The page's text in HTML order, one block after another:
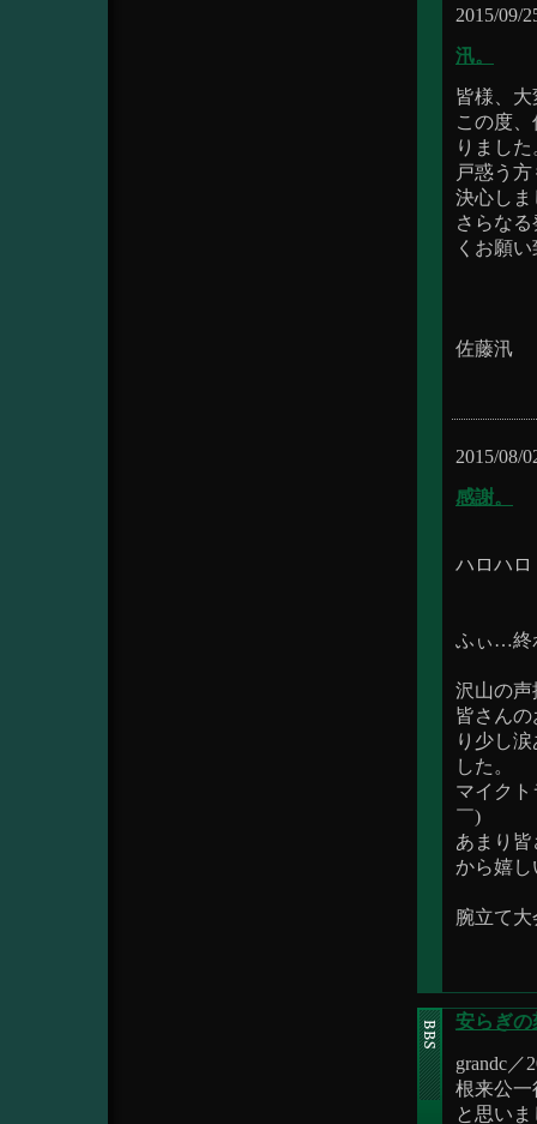
2015/09/
汛。
皆様、
この度
りました
戸惑う
決心しま
さらな
くお願
佐藤汛
2015/08/
感謝。
ハロハロ
ふぃ…終
沢山の声
皆さん
り少し
した。
マイク
￣)
あまり
から嬉し
腕立て
安らぎ
grandc／
根来公一
と思い